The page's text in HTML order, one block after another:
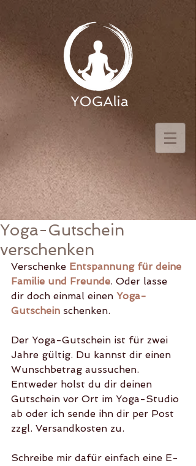
Yoga-Gutschein
verschenken
Verschenke Entspannung für deine
Familie und Freunde. Oder lasse
dir doch einmal einen Yoga-
Gutschein schenken.
Der Yoga-Gutschein ist für zwei
Jahre gültig. Du kannst dir einen
Wunschbetrag aussuchen.
Entweder holst du dir deinen
Gutschein vor Ort im Yoga-Studio
ab oder ich sende ihn dir per Post
zzgl. Versandkosten zu.
Schreibe mir dafür einfach eine E-